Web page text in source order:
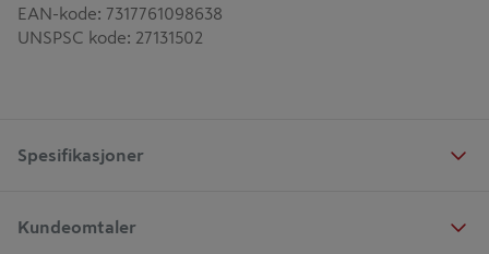
EAN-kode: 7317761098638
UNSPSC kode: 27131502
Spesifikasjoner
Kundeomtaler